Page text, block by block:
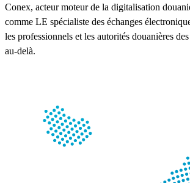
Conex, acteur moteur de la digitalisation
comme LE spécialiste des échanges
les professionnels et les autorités douanières
au-delà.